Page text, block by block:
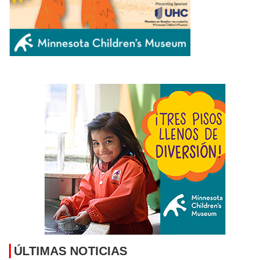
ORGANIZACIONES CONVOCAN MANIFESTACIÓN EN
MINNEAPOLIS EN APOYO A INMIGRANTES HAITIANOS
CON TPS
August 6, 2026
MANKATO SYMPHONY ORCHESTRA ANUNCIA SU